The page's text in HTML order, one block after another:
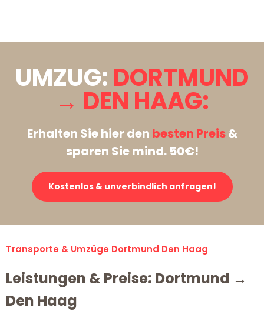
UMZUG: DORTMUND
→ DEN HAAG:
Erhalten Sie hier den besten Preis&
sparen Sie mind. 50€!
Kostenlos & unverbindlich anfragen!
Transporte & Umzüge Dortmund Den Haag
Leistungen & Preise: Dortmund →
Den Haag